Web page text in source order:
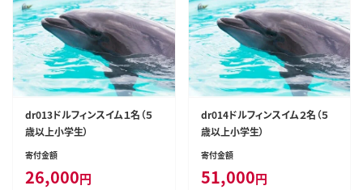
dr013ドルフィンスイム１名（５
歳以上小学生）
寄付金額
26,000円
dr014ドルフィンスイム２名（５
歳以上小学生）
寄付金額
51,000円